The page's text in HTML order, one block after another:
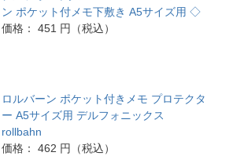
ン ポケット付メモ下敷き A5サイズ用 ◇
価格： 451 円（税込）
ロルバーン ポケット付きメモ プロテクタ
ー A5サイズ用 デルフォニックス
rollbahn
価格： 462 円（税込）